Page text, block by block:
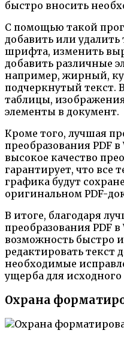
быстро вносить
С помощью такой
добавить или
шрифта, изменить
добавить различные
например, жирный,
подчеркнутый текст.
таблицы,
элементы в документ.
Кроме того, лучшая
преобразования PDF
высокое качество
гарантирует, что все
графика будут
оригинальном PDF-
В итоге, благодаря
преобразования PDF
возможность быстро
редактировать текст
необходимые
ущерба для исходного
Охрана